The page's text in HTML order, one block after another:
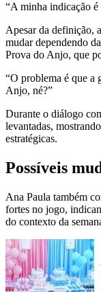
“A minha indicação
Apesar da definição,
mudar dependendo
Prova do Anjo, que
“O problema é que a
Anjo, né?”
Durante o diálogo
levantadas,
estratégicas.
Possíveis
Ana Paula também
fortes no jogo,
do contexto da